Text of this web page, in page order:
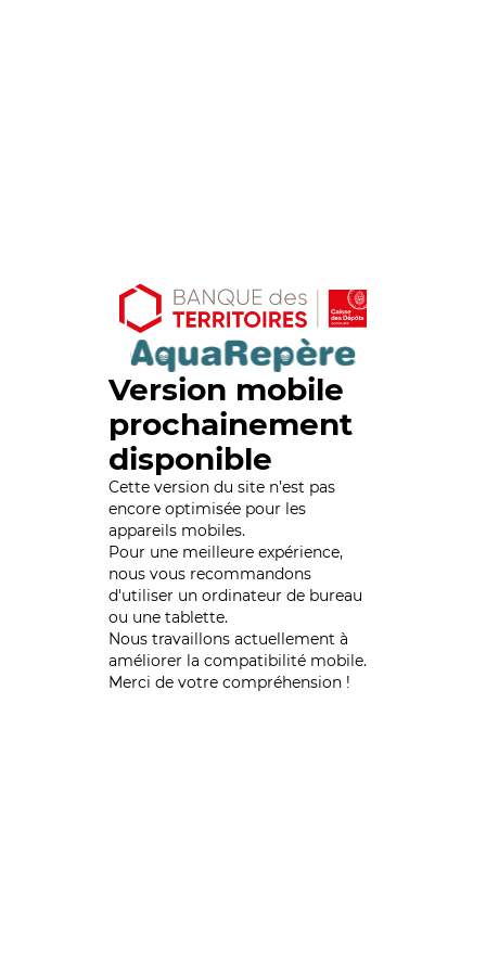
Version mobile
prochainement
disponible
Cette version du site n’est pas
encore optimisée pour les
appareils mobiles.
Pour une meilleure expérience,
nous vous recommandons
d'utiliser un ordinateur de bureau
ou une tablette.
Nous travaillons actuellement à
améliorer la compatibilité mobile.
Merci de votre compréhension !